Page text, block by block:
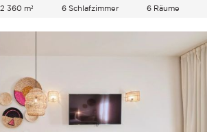
2 360 m² 6 Schlafzimmer 6 Räume